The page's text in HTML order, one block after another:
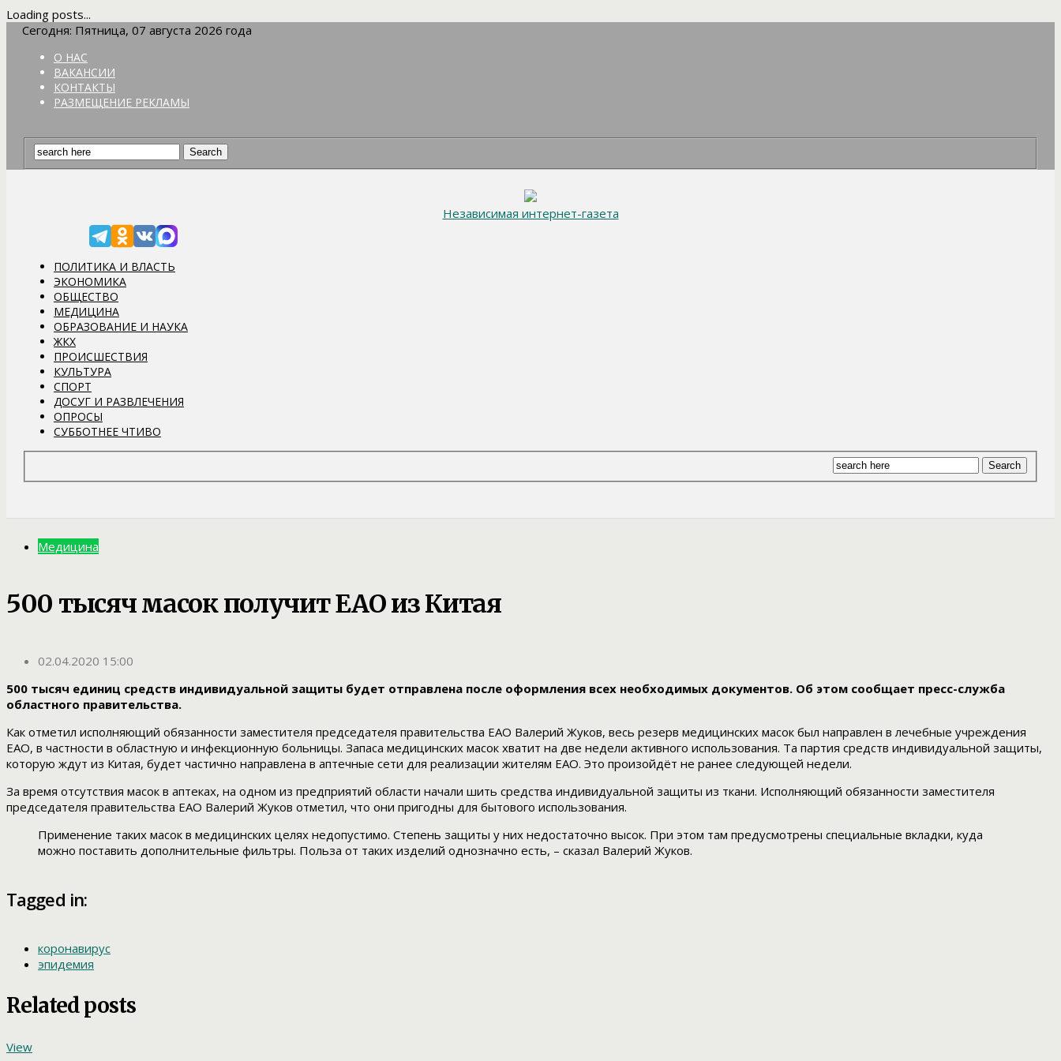
Loading posts...
Сегодня: Пятница, 07 августа 2026 года
О НАС
ВАКАНСИИ
КОНТАКТЫ
РАЗМЕЩЕНИЕ РЕКЛАМЫ
Независимая интернет-газета
ПОЛИТИКА И ВЛАСТЬ
ЭКОНОМИКА
ОБЩЕСТВО
МЕДИЦИНА
ОБРАЗОВАНИЕ И НАУКА
ЖКХ
ПРОИСШЕСТВИЯ
КУЛЬТУРА
СПОРТ
ДОСУГ И РАЗВЛЕЧЕНИЯ
ОПРОСЫ
СУББОТНЕЕ ЧТИВО
Медицина
500 тысяч масок получит ЕАО из Китая
02.04.2020 15:00
500 тысяч единиц средств индивидуальной защиты будет отправлена после оформления всех необходимых документов. Об этом сообщает пресс-служба
областного правительства.
Как отметил исполняющий обязанности заместителя председателя правительства ЕАО Валерий Жуков, весь резерв медицинских масок был направлен в лечебные учреждения
ЕАО, в частности в областную и инфекционную больницы. Запаса медицинских масок хватит на две недели активного использования. Та партия средств индивидуальной защиты,
которую ждут из Китая, будет частично направлена в аптечные сети для реализации жителям ЕАО. Это произойдёт не ранее следующей недели.
За время отсутствия масок в аптеках, на одном из предприятий области начали шить средства индивидуальной защиты из ткани. Исполняющий обязанности заместителя
председателя правительства ЕАО Валерий Жуков отметил, что они пригодны для бытового использования.
Применение таких масок в медицинских целях недопустимо. Степень защиты у них недостаточно высок. При этом там предусмотрены специальные вкладки, куда
можно поставить дополнительные фильтры. Польза от таких изделий однозначно есть, – сказал Валерий Жуков.
Tagged in:
коронавирус
эпидемия
Related posts
View